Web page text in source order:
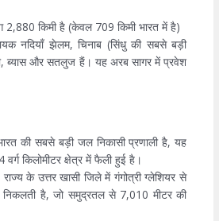
2,880 किमी है (केवल 709 किमी भारत में है)
नदियाँ झेलम, चिनाब (सिंधु की सबसे बड़ी
ब्यास और सतलुज हैं। यह अरब सागर में प्रवेश
की सबसे बड़ी जल निकासी प्रणाली है, यह
किलोमीटर क्षेत्र में फैली हुई है।
राज्य के उत्तर खासी जिले में गंगोत्री ग्लेशियर से
निकलती है, जो समुद्रतल से 7,010 मीटर की